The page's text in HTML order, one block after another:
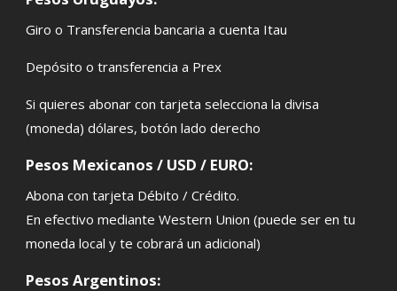
Giro o Transferencia bancaria a cuenta Itau
Depósito o transferencia a Prex
Si quieres abonar con tarjeta selecciona la divisa
(moneda) dólares, botón lado derecho
Pesos Mexicanos / USD / EURO:
Abona con tarjeta Débito / Crédito.
En efectivo mediante Western Union (puede ser en tu
moneda local y te cobrará un adicional)
Pesos Argentinos: